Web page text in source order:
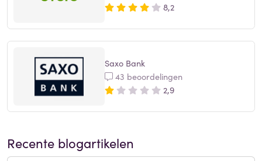
8,2
Saxo Bank
43 beoordelingen
2,9
Recente blogartikelen